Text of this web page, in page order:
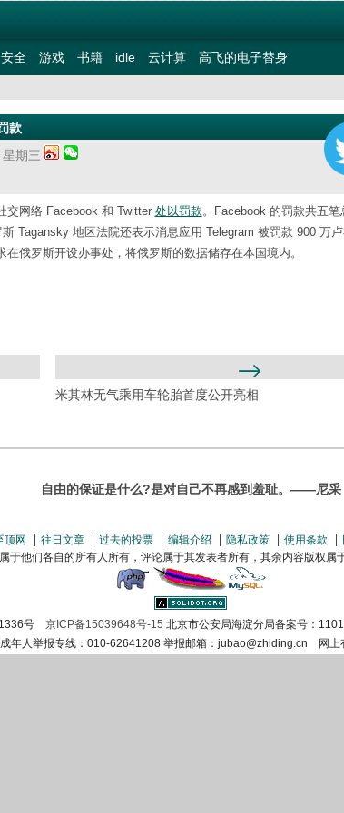
安全 游戏 书籍 idle 云计算 高飞的电子替身
款
期三
交网络 Facebook 和 Twitter 处以罚款。Facebook 的罚款共五
Tagansky 地区法院还表示消息应用 Telegram 被罚款 900 万
俄罗斯开设办事处，将俄罗斯的数据储存在本国境内。
米其林无气乘用车轮胎首度公开亮相
自由的保证是什么?是对自己不再感到羞耻。——尼采
顶网 往日文章 过去的投票 编辑介绍 隐私政策 使用条款
于他们各自的所有人所有，评论属于其发表者所有，其余内容版权属
号 京ICP备15039648号-15 北京市公安局海淀分局备案号：
人举报专线：010-62641208 举报邮箱：jubao@zhiding.cn 网上